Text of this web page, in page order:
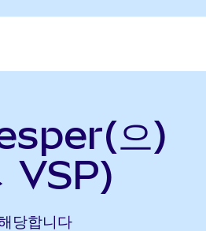
으)
VSP)
당합니다